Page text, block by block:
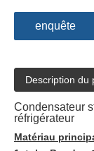
enquête
Description du
Condensateur
réfrigérateur
Matériau